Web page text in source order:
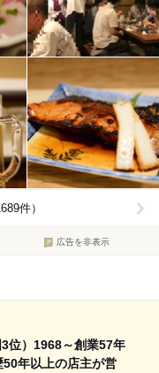
件）
広告を非表示
位）1968～創業57年
年以上の店主が営